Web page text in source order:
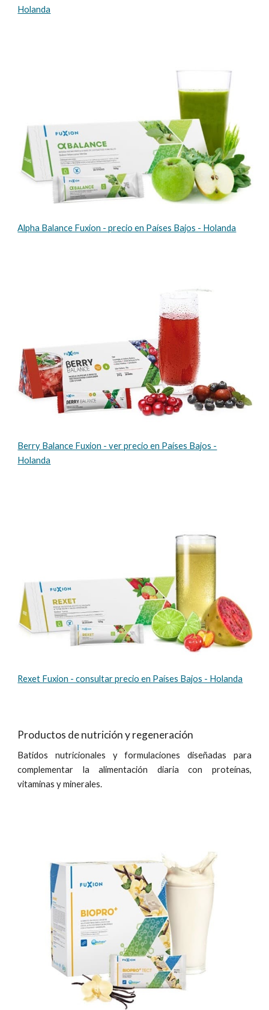
Holanda
Alpha Balance Fuxion - precio en Países Bajos - Holanda
Berry Balance Fuxion - ver precio en Países Bajos -
Holanda
Rexet Fuxion - consultar precio en Países Bajos - Holanda
Productos de nutrición y regeneración
Batidos nutricionales y formulaciones diseñadas para
complementar la alimentación diaria con proteínas,
vitaminas y minerales.